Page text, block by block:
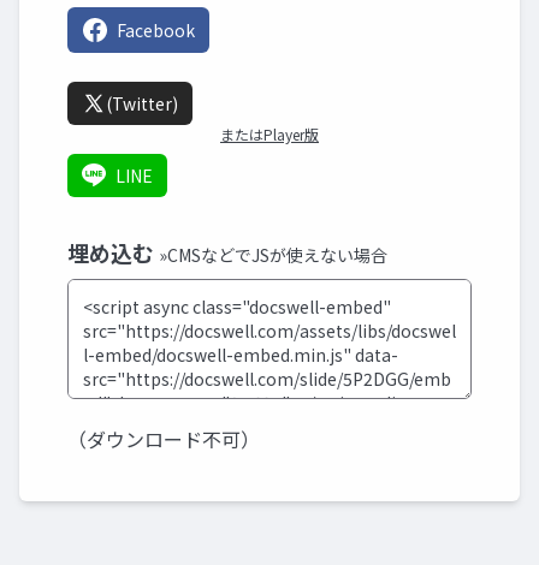
Facebook
(Twitter)
またはPlayer版
LINE
埋め込む »CMSなどでJSが使えない場合
（ダウンロード不可）